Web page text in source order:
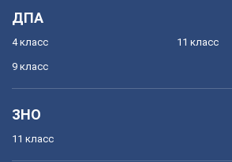
ДПА
4 класс
9 класс
11 класс
ЗНО
11 класс